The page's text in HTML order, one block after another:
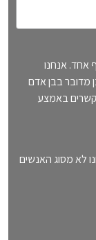
אחד. אנחנו
מדובר בבן אדם
באמצע
לא מסוג האנשים